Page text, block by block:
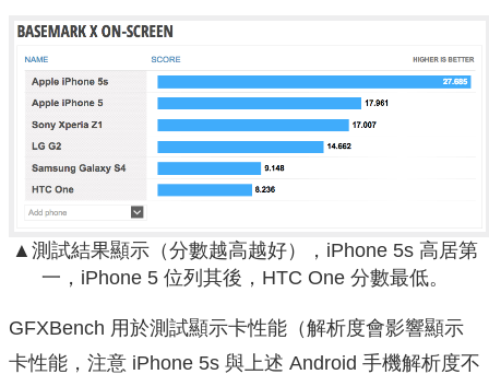
▲測試結果顯示（分數越高越好），iPhone 5s 高居第
一，iPhone 5 位列其後，HTC One 分數最低。
GFXBench 用於測試顯示卡性能（解析度會影響顯示
卡性能，注意 iPhone 5s 與上述 Android 手機解析度不